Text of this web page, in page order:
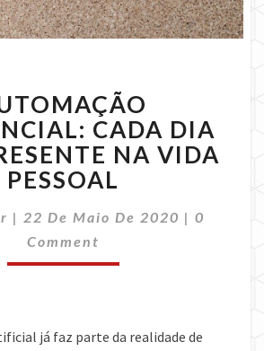
RESIDENCIAL:
CADA
DIA
MAIS
PRESENTE
VIDA
PESSOAL
CADA DIA
NA VIDA
PESSOAL
| 22 De Maio De 2020 | 0
Comment
já faz parte da realidade de